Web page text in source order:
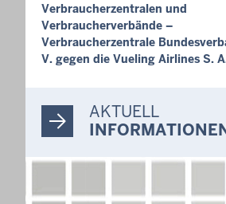
10. Aug. 2026, 09:00 Uhr
Hauptverhandlungstermin
Strafsache vor dem
Jugendschöffengericht - Ls 29/26
Bußgeldverfahren - OWi 209/26
10. Aug. 2026, 09:20 Uhr
Hauptverhandlungstermin
Nicht öffentlich
Verbraucherzentralen und
Verbraucherverbände –
Verbraucherzentrale
V. gegen die Vueling Airlines S.
AKTUELL